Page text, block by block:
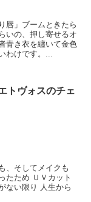
唇」ブームときたら
いの、押し寄せるオ
青き衣を纏いて金色
わけです。...
トヴォスのチェ
、そしてメイクも
たため ＵＶカット
ない限り 人生から